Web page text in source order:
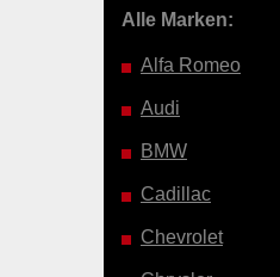
Alle Marken:
Alfa Romeo
Audi
BMW
Cadillac
Chevrolet